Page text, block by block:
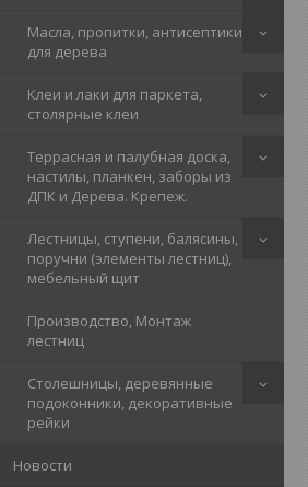
Масла, пропитки, антисептики
для дерева
Клеи и лаки для паркета,
столярные клеи
Террасная и палубная доска,
настилы, планкен, заборы из
ДПК и Дерева. Крепеж.
Лестницы, ступени, балясины,
поручни (элементы лестниц),
мебельный щит
Производство, Монтаж
лестниц
Столешницы, деревянные
подоконники, декоративные
рейки
Новости